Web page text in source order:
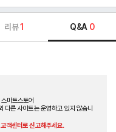
리뷰1 Q&A 0
마트스토어
다른 사이트는 운영하고 있지 않습니
객센터로 신고해주세요.